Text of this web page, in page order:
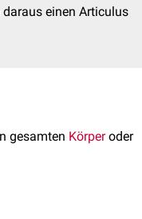
einen Articulus
gesamten Körperoder